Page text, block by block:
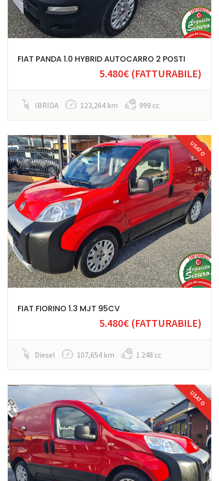
FIAT PANDA 1.0 HYBRID AUTOCARRO 2 POSTI
5.480€ (FATTURABILE)
IBRIDA 123,264 km 999 cc
USATO
FIAT FIORINO 1.3 MJT 95CV
5.480€ (FATTURABILE)
Diesel 107,654 km 1 248 cc
USATO